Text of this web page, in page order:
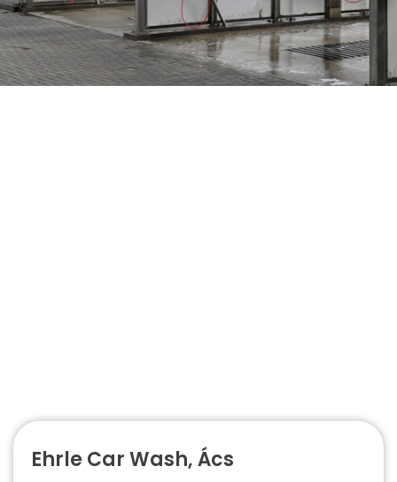
Ehrle Car Wash, Ács